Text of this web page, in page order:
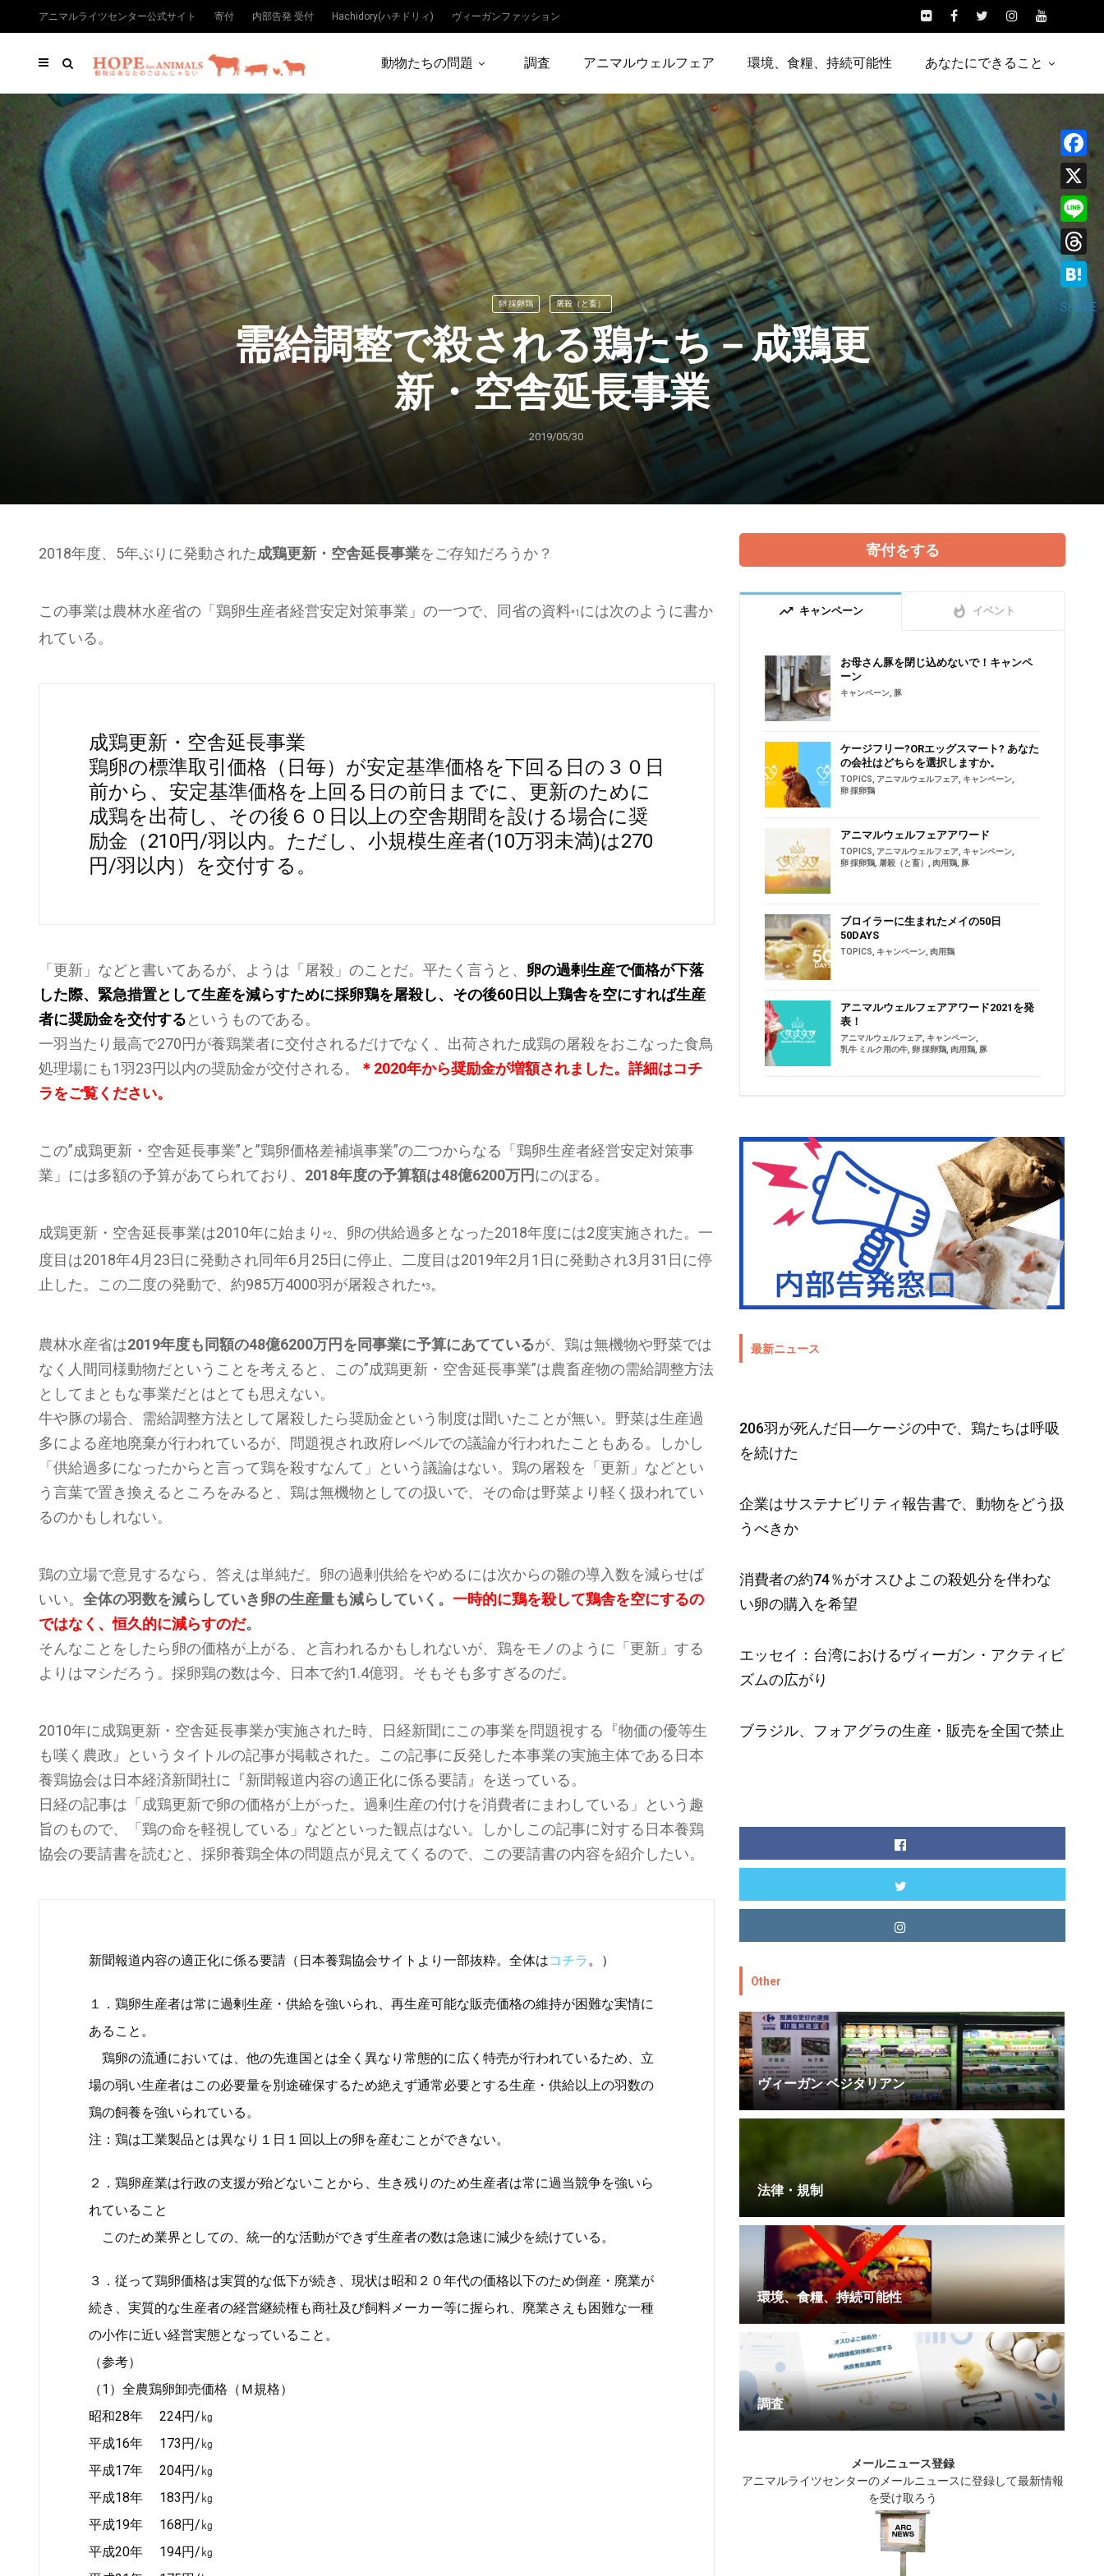
動物たちの問題 調査 アニマルウェルフェア 環境、食糧、持続可能性 あなたにできること
アニマルライツセンター公式サイト 寄付 内部告発 受付 Hachidory(ハチドリィ) ヴィーガンファッション
卵 採卵鶏 屠殺（と畜）
需給調整で殺される鶏たち－成鶏更
新・空舎延長事業
2019/05/30
2018年度、5年ぶりに発動された成鶏更新・空舎延長事業をご存知だろうか？
この事業は農林水産省の「鶏卵生産者経営安定対策事業」の一つで、同省の資料*1 には次のように書か
れている。
成鶏更新・空舎延長事業
鶏卵の標準取引価格（日毎）が安定基準価格を下回る日の３０日
前から、安定基準価格を上回る日の前日までに、更新のために
成鶏を出荷し、その後６０日以上の空舎期間を設ける場合に奨
励金（210円/羽以内。ただし、小規模生産者(10万羽未満)は270
円/羽以内）を交付する。
「更新」などと書いてあるが、ようは「屠殺」のことだ。平たく言うと、 卵の過剰生産で価格が下落
した際、緊急措置として生産を減らすために採卵鶏を屠殺し、その後60日以上鶏舎を空にすれば生産
者に奨励金を交付するというものである。
一羽当たり最高で270円が養鶏業者に交付されるだけでなく、出荷された成鶏の屠殺をおこなった食鳥
処理場にも1羽23円以内の奨励金が交付される。
＊2020年から奨励金が増額されました。詳細はコチ
ラをご覧ください。
この”成鶏更新・空舎延長事業”と”鶏卵価格差補塡事業”の二つからなる「鶏卵生産者経営安定対策事
業」には多額の予算があてられており、 2018年度の予算額は48億6200万円にのぼる。
成鶏更新・空舎延長事業は2010年に始まり *2、卵の供給過多となった2018年度には2度実施された。一
度目は2018年4月23日に発動され同年6月25日に停止、二度目は2019年2月1日に発動され3月31日に停
止した。この二度の発動で、約985万4000羽が屠殺された*3 。
農林水産省は2019年度も同額の48億6200万円を同事業に予算にあてているが、鶏は無機物や野菜では
なく人間同様動物だということを考えると、この”成鶏更新・空舎延長事業”は農畜産物の需給調整方法
としてまともな事業だとはとても思えない。
牛や豚の場合、需給調整方法として屠殺したら奨励金という制度は聞いたことが無い。野菜は生産過
多による産地廃棄が行われているが、問題視され政府レベルでの議論が行われたこともある。しかし
「供給過多になったからと言って鶏を殺すなんて」という議論はない。鶏の屠殺を「更新」などとい
う言葉で置き換えるところをみると、鶏は無機物としての扱いで、その命は野菜より軽く扱われてい
るのかもしれない。
鶏の立場で意見するなら、答えは単純だ。卵の過剰供給をやめるには次からの雛の導入数を減らせば
いい。 全体の羽数を減らしていき卵の生産量も減らしていく。 一時的に鶏を殺して鶏舎を空にするの
ではなく、恒久的に減らすのだ。
そんなことをしたら卵の価格が上がる、と言われるかもしれないが、鶏をモノのように「更新」する
よりはマシだろう。採卵鶏の数は今、日本で約1.4億羽。そもそも多すぎるのだ。
2010年に成鶏更新・空舎延長事業が実施された時、日経新聞にこの事業を問題視する『物価の優等生
も嘆く農政』というタイトルの記事が掲載された。この記事に反発した本事業の実施主体である日本
養鶏協会は日本経済新聞社に『新聞報道内容の適正化に係る要請』を送っている。
日経の記事は「成鶏更新で卵の価格が上がった。過剰生産の付けを消費者にまわしている」という趣
旨のもので、「鶏の命を軽視している」などといった観点はない。しかしこの記事に対する日本養鶏
協会の要請書を読むと、採卵養鶏全体の問題点が見えてくるので、この要請書の内容を紹介したい。
新聞報道内容の適正化に係る要請（日本養鶏協会サイトより一部抜粋。全体はコチラ。）
１．鶏卵生産者は常に過剰生産・供給を強いられ、再生産可能な販売価格の維持が困難な実情に
あること。
鶏卵の流通においては、他の先進国とは全く異なり常態的に広く特売が行われているため、立
場の弱い生産者はこの必要量を別途確保するため絶えず通常必要とする生産・供給以上の羽数の
鶏の飼養を強いられている。
注：鶏は工業製品とは異なり１日１回以上の卵を産むことができない。
２．鶏卵産業は行政の支援が殆どないことから、生き残りのため生産者は常に過当競争を強いら
れていること
このため業界としての、統一的な活動ができず生産者の数は急速に減少を続けている。
３．従って鶏卵価格は実質的な低下が続き、現状は昭和２０年代の価格以下のため倒産・廃業が
続き、実質的な生産者の経営継続権も商社及び飼料メーカー等に握られ、廃業さえも困難な一種
の小作に近い経営実態となっていること。
（参考）
（1）全農鶏卵卸売価格（Ｍ規格）
昭和28年 224円/㎏
平成16年 173円/㎏
平成17年 204円/㎏
平成18年 183円/㎏
平成19年 168円/㎏
平成20年 194円/㎏
寄付をする
trending_up キャンペーン whatshot イベント
お母さん豚を閉じ込めないで！キャンペ
ーン
キャンペーン 豚
ケージフリー?ORエッグスマート? あなた
の会社はどちらを選択しますか。
TOPICS アニマルウェルフェア キャンペーン
卵 採卵鶏
アニマルウェルフェアアワード
TOPICS アニマルウェルフェア キャンペーン
卵 採卵鶏 屠殺（と畜） ,肉用鶏 豚
ブロイラーに生まれたメイの50日
50DAYS
TOPICS キャンペーン ,肉用鶏
アニマルウェルフェアアワード2021を発
表！
アニマルウェルフェア キャンペーン
乳牛 ミルク用の牛 卵 採卵鶏 ,肉用鶏 豚
最新ニュース
206羽が死んだ日―ケージの中で、鶏たちは呼吸
を続けた
企業はサステナビリティ報告書で、動物をどう扱
うべきか
消費者の約74％がオスひよこの殺処分を伴わな
い卵の購入を希望
エッセイ：台湾におけるヴィーガン・アクティビ
ズムの広がり
ブラジル、フォアグラの生産・販売を全国で禁止
Other
ヴィーガン ベジタリアン
法律・規制
環境、食糧、持続可能性
調査
メールニュース登録
アニマルライツセンターのメールニュースに登録して最新情報
を受け取ろう
X
Line
Threads
Hatena
SHARE